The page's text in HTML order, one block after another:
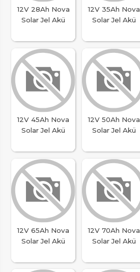
12V 28Ah Nova
Solar Jel Akü
12V 35Ah Nova
Solar Jel Akü
12V 45Ah Nova
Solar Jel Akü
12V 50Ah Nova
Solar Jel Akü
12V 65Ah Nova
Solar Jel Akü
12V 70Ah Nova
Solar Jel Akü